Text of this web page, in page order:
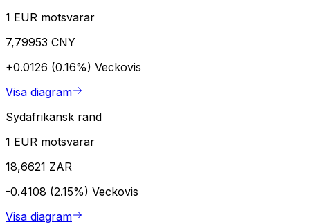
1 EUR motsvarar
7,79953 CNY
+0.0126 (0.16%) Veckovis
Visa diagram
Sydafrikansk rand
1 EUR motsvarar
18,6621 ZAR
-0.4108 (2.15%) Veckovis
Visa diagram